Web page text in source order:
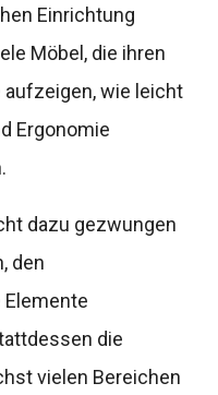
Einrichtung
Möbel, die ihren
wie leicht
Ergonomie
dazu gezwungen
den
die
vielen Bereichen